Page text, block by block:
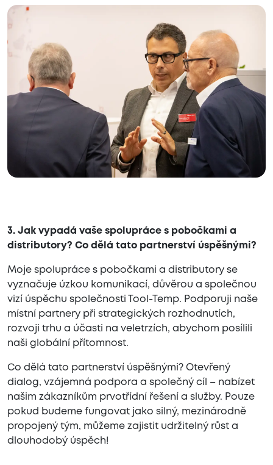
3. Jak vypadá vaše spolupráce s pobočkami a
distributory? Co dělá tato partnerství úspěšnými?
Moje spolupráce s pobočkami a distributory se
vyznačuje úzkou komunikací, důvěrou a společnou
vizí úspěchu společnosti Tool-Temp. Podporuji naše
místní partnery při strategických rozhodnutích,
rozvoji trhu a účasti na veletrzích, abychom posílili
naši globální přítomnost.
Co dělá tato partnerství úspěšnými? Otevřený
dialog, vzájemná podpora a společný cíl – nabízet
našim zákazníkům prvotřídní řešení a služby. Pouze
pokud budeme fungovat jako silný, mezinárodně
propojený tým, můžeme zajistit udržitelný růst a
dlouhodobý úspěch!